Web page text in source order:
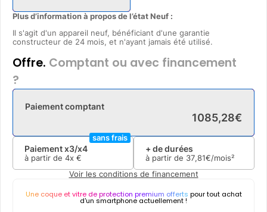
Plus d’information à propos de l’état Neuf :
Il s'agit d'un appareil neuf, bénéficiant d'une garantie
constructeur de 24 mois, et n'ayant jamais été utilisé.
Offre. Comptant ou avec financement
?
Paiement comptant
1085,28€
Paiement x3/x4
à partir de 4x €
sans frais
+ de durées
à partir de 37,81€/mois²
Voir les conditions de financement
Une coque et vitre de protection premium offerts pour tout achat
d'un smartphone actuellement !